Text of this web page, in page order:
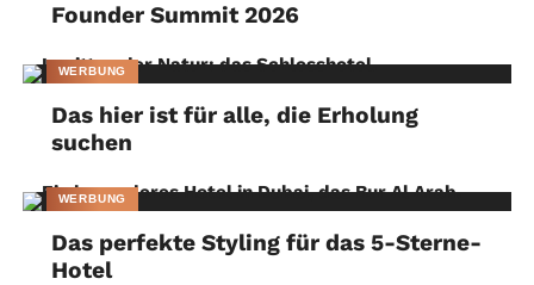
Founder Summit 2026
WERBUNG
Das hier ist für alle, die Erholung
suchen
WERBUNG
Das perfekte Styling für das 5-Sterne-
Hotel